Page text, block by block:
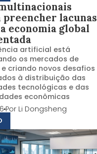
preencher lacunas
economia global
artificial está
os mercados de
criando novos desafios
à distribuição das
tecnológicas e das
econômicas
Por Li Dongsheng